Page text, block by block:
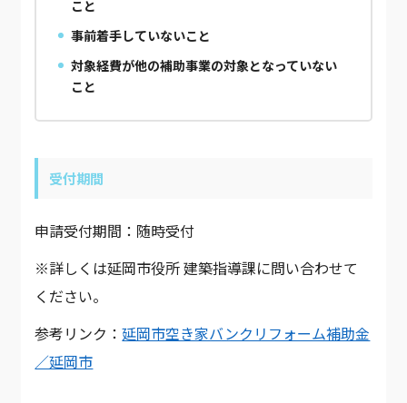
こと
事前着手していないこと
対象経費が他の補助事業の対象となっていない
こと
受付期間
申請受付期間：随時受付
※詳しくは延岡市役所 建築指導課に問い合わせて
ください。
参考リンク：延岡市空き家バンクリフォーム補助金
／延岡市